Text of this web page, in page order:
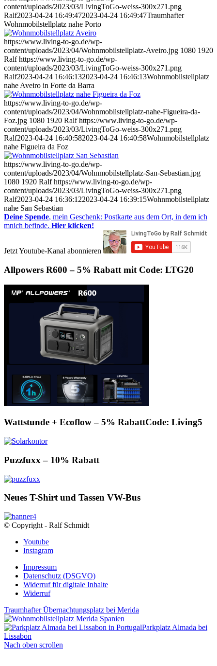
content/uploads/2023/03/LivingToGo-weiss-300x271.png
Ralf2023-04-24 16:49:472023-04-24 16:49:47Traumhafter
Wohnmobilstellplatz nahe Porto
https://www.living-to-go.de/wp-
content/uploads/2023/04/Wohnmobilstellplatz-Aveiro.jpg 1080 1920
Ralf https://www.living-to-go.de/wp-
content/uploads/2023/03/LivingToGo-weiss-300x271.png
Ralf2023-04-24 16:46:132023-04-24 16:46:13Wohnmobilstellplatz
nahe Aveiro in Forte da Barra
https://www.living-to-go.de/wp-
content/uploads/2023/04/Wohnmobilstellplatz-nahe-Figueira-da-
Foz.jpg 1080 1920 Ralf https://www.living-to-go.de/wp-
content/uploads/2023/03/LivingToGo-weiss-300x271.png
Ralf2023-04-24 16:40:582023-04-24 16:40:58Wohnmobilstellplatz
nahe Figueira da Foz
https://www.living-to-go.de/wp-
content/uploads/2023/04/Wohnmobilstellplatz-San-Sebastian.jpg
1080 1920 Ralf https://www.living-to-go.de/wp-
content/uploads/2023/03/LivingToGo-weiss-300x271.png
Ralf2023-04-24 16:36:122023-04-24 16:39:15Wohnmobilstellplatz
nahe San Sebastian
Deine Spende, mein Geschenk: Postkarte aus dem Ort, in dem ich
mnich befinde. Hier klicken!
Jetzt Youtube-Kanal abonnieren
Allpowers R600 – 5% Rabatt mit Code: LTG20
Wattstunde + Ecoflow – 5% RabattCode: Living5
Puzzfuxx – 10% Rabatt
Neues T-Shirt und Tassen VW-Bus
© Copyright - Ralf Schmidt
Youtube
Instagram
Impressum
Datenschutz (DSGVO)
Widerruf für digitale Inhalte
Widerruf
Traumhafter Übernachtungsplatz bei Merida
Parkplatz Almada bei
Lissabon
Nach oben scrollen